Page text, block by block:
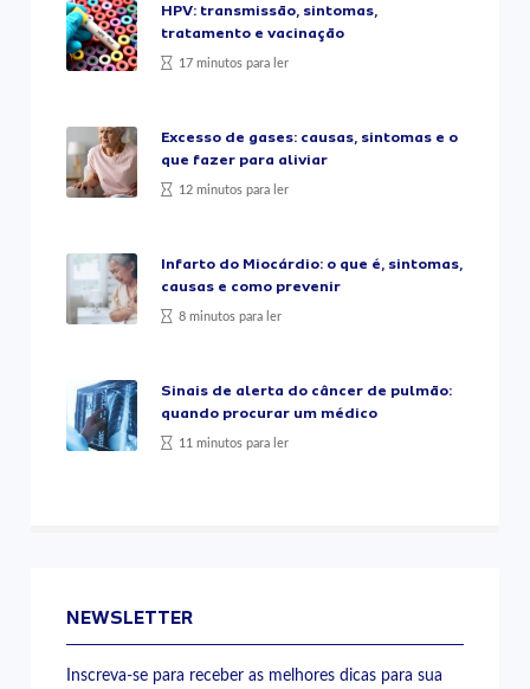
HPV: transmissão, sintomas,
tratamento e vacinação
17 minutos para ler
Excesso de gases: causas, sintomas e o
que fazer para aliviar
12 minutos para ler
Infarto do Miocárdio: o que é, sintomas,
causas e como prevenir
8 minutos para ler
Sinais de alerta do câncer de pulmão:
quando procurar um médico
11 minutos para ler
NEWSLETTER
Inscreva-se para receber as melhores dicas para sua